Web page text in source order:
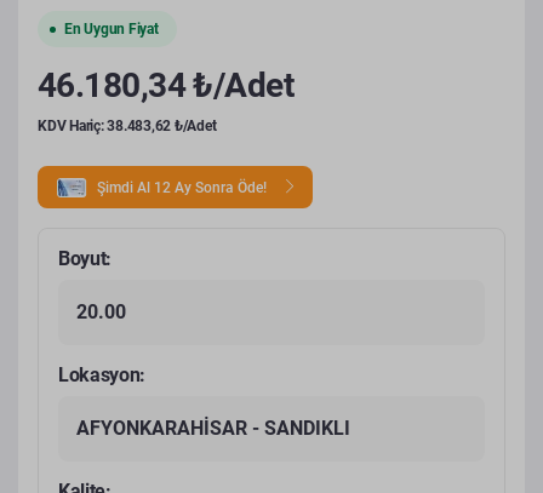
En Uygun Fiyat
46.180,34 ₺/Adet
KDV Hariç: 38.483,62 ₺/Adet
Şimdi Al 12 Ay Sonra Öde!
Boyut:
20.00
Lokasyon:
AFYONKARAHİSAR - SANDIKLI